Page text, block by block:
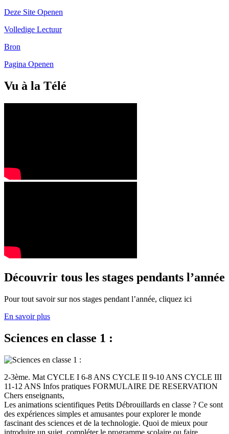
Deze Site Openen
Volledige Lectuur
Bron
Pagina Openen
Vu à la Télé
Découvrir tous les stages pendants l’année
Pour tout savoir sur nos stages pendant l’année, cliquez ici
En savoir plus
Sciences en classe 1 :
2-3ème. Mat CYCLE I 6-8 ANS CYCLE II 9-10 ANS CYCLE III
11-12 ANS Infos pratiques FORMULAIRE DE RESERVATION
Chers enseignants,
Les animations scientifiques Petits Débrouillards en classe ? Ce sont
des expériences simples et amusantes pour explorer le monde
fascinant des sciences et de la technologie. Quoi de mieux pour
introduire un sujet, compléter le programme scolaire ou faire